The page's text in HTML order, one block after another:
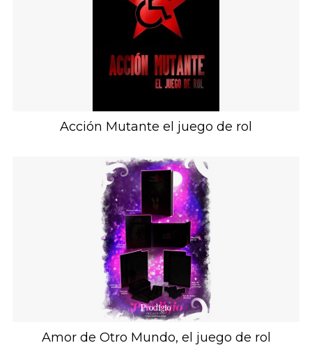
Acción Mutante el juego de rol
Amor de Otro Mundo, el juego de rol